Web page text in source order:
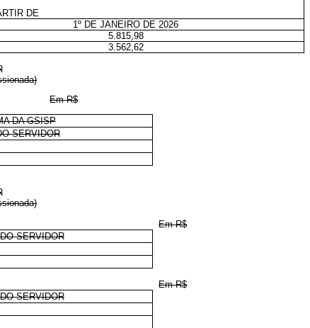
DE
1º DE JANEIRO DE 2026
5.815,98
3.562,62
Em R$
DA GSISP
SERVIDOR
Em R$
SERVIDOR
Em R$
SERVIDOR